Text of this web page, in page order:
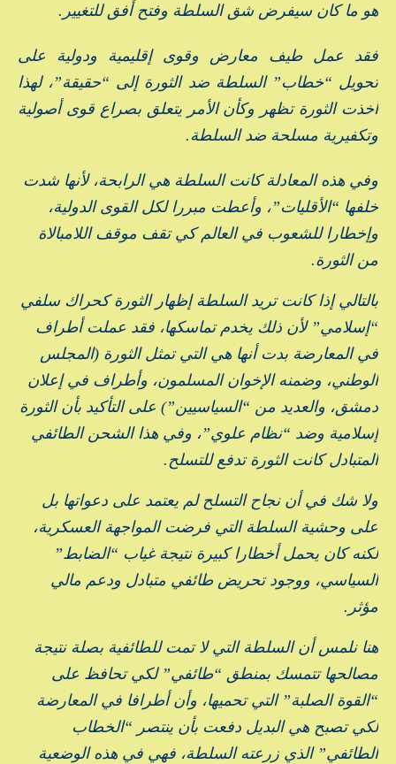
هو ما كان سيفرض شق السلطة وفتح أفق للتغيير.
فقد عمل طيف معارض وقوى إقليمية ودولية على
تحويل “خطاب” السلطة ضد الثورة إلى “حقيقة”، لهذا
أخذت الثورة تظهر وكأن الأمر يتعلق بصراع قوى أصولية
وتكفيرية مسلحة ضد السلطة.
وفي هذه المعادلة كانت السلطة هي الرابحة، لأنها شدت
خلفها “الأقليات”، وأعطت مبررا لكل القوى الدولية،
وإخطارا للشعوب في العالم كي تقف موقف اللامبالاة
من الثورة.
بالتالي إذا كانت تريد السلطة إظهار الثورة كحراك سلفي
“إسلامي” لأن ذلك يخدم تماسكها، فقد عملت أطراف
في المعارضة بدت أنها هي التي تمثل الثورة (المجلس
الوطني، وضمنه الإخوان المسلمون، وأطراف في إعلان
دمشق، والعديد من “السياسيين”) على التأكيد بأن الثورة
إسلامية وضد “نظام علوي”، وفي هذا الشحن الطائفي
المتبادل كانت الثورة تدفع للتسلح.
ولا شك في أن نجاح التسلح لم يعتمد على دعواتها بل
على وحشية السلطة التي فرضت المواجهة العسكرية،
لكنه كان يحمل أخطارا كبيرة نتيجة غياب “الضابط”
السياسي، ووجود تحريض طائفي متبادل ودعم مالي
مؤثر.
هنا نلمس أن السلطة التي لا تمت للطائفية بصلة نتيجة
مصالحها تتمسك بمنطق “طائفي” لكي تحافظ على
“القوة الصلبة” التي تحميها، وأن أطرافا في المعارضة
لكي تصبح هي البديل دفعت بأن ينتصر “الخطاب
الطائفي” الذي زرعته السلطة، فهي في هذه الوضعية